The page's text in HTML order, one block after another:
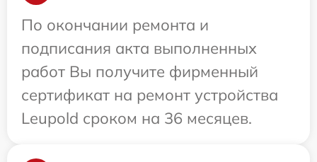
По окончании ремонта и
подписания акта выполненных
работ Вы получите фирменный
сертификат на ремонт устройства
Leupold сроком на 36 месяцев.